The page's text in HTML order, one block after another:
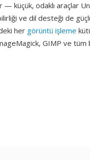
— küçük, odaklı araçlar
ve dil desteği de
her görüntü işleme
GIMP ve tüm